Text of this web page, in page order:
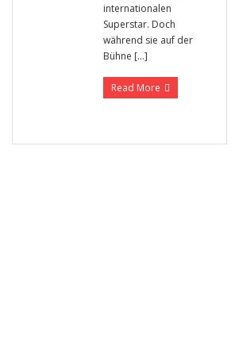
internationalen
Superstar. Doch
während sie auf der
Bühne […]
Read More